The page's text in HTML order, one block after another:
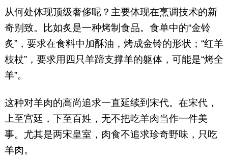
从何处体现顶级奢侈呢？主要体现在烹调技术的新
奇别致。比如炙是一种烤制食品。食单中的“金铃
炙”，要求在食料中加酥油，烤成金铃的形状；“红羊
枝杖”，要求用四只羊蹄支撑羊的躯体，可能是“烤全
羊”。
这种对羊肉的高尚追求一直延续到宋代。在宋代，
上至宫廷，下至百姓，无不把吃羊肉当作一件美
事。尤其是两宋皇室，肉食不追求珍奇野味，只吃
羊肉。